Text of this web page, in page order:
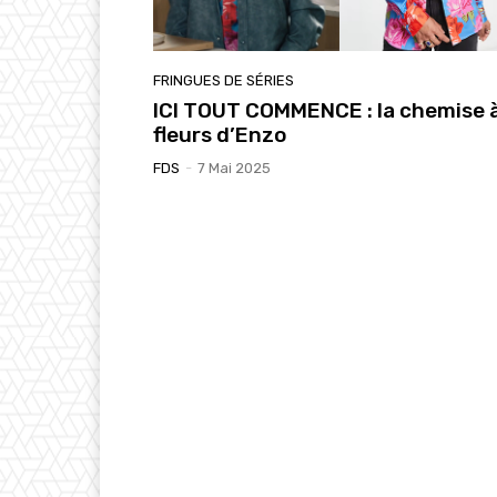
FRINGUES DE SÉRIES
ICI TOUT COMMENCE : la chemise
fleurs d’Enzo
FDS - 7 Mai 2025